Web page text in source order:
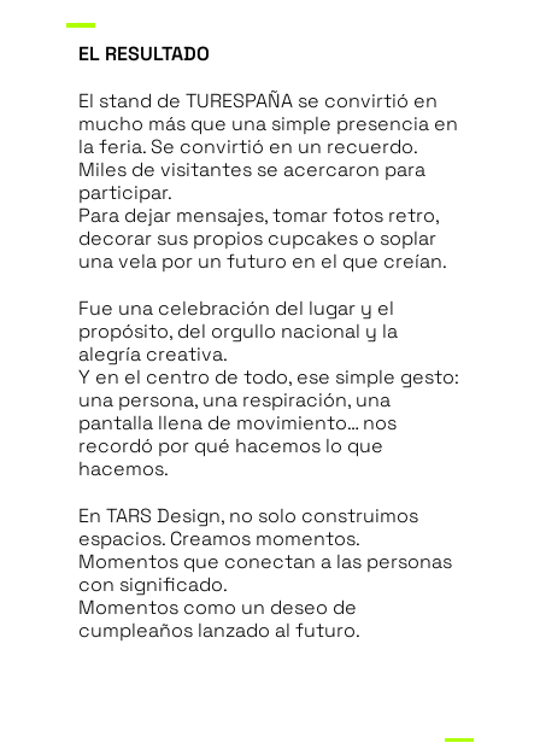
EL RESULTADO
El stand de TURESPAÑA se convirtió en
mucho más que una simple presencia en
la feria. Se convirtió en un recuerdo.
Miles de visitantes se acercaron para
participar.
Para dejar mensajes, tomar fotos retro,
decorar sus propios cupcakes o soplar
una vela por un futuro en el que creían.
Fue una celebración del lugar y el
propósito, del orgullo nacional y la
alegría creativa.
Y en el centro de todo, ese simple gesto:
una persona, una respiración, una
pantalla llena de movimiento… nos
recordó por qué hacemos lo que
hacemos.
En TARS Design, no solo construimos
espacios. Creamos momentos.
Momentos que conectan a las personas
con significado.
Momentos como un deseo de
cumpleaños lanzado al futuro.